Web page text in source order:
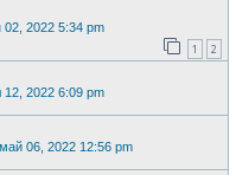
02, 2022 5:34 pm
1 2
12, 2022 6:09 pm
06, 2022 12:56 pm